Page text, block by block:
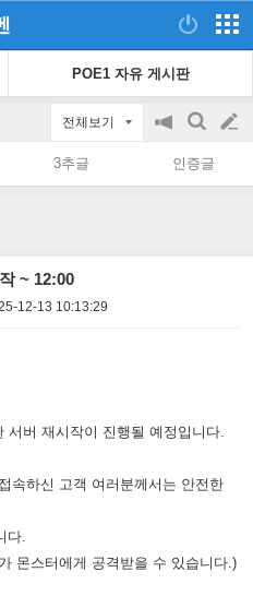
POE1 자유 게시판
전체보기
공
on/off
검
색
글
쓰
3추글 인증글
~ 12:00
12-13 10:13:29
서버 재시작이 진행될 예정입니다.
속하신 고객 여러분께서는 안전한
다.
몬스터에게 공격받을 수 있습니다.)